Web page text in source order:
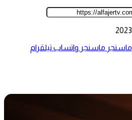
ماسنجر ماسنجر واتساب تيلقرام